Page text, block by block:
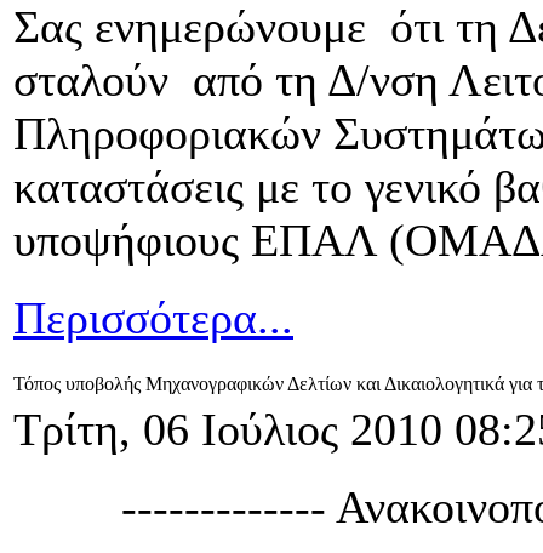
Σας ενημερώνουμε ότι τη
σταλούν από τη Δ/νση
Πληροφοριακών
καταστάσεις με το γενικό
υποψήφιους ΕΠΑΛ
Περισσότερα...
Τόπος υποβολής Μηχανογραφικών Δελτίων και Δικαιολογητικά
Τρίτη, 06 Ιούλιος 2010
-------------